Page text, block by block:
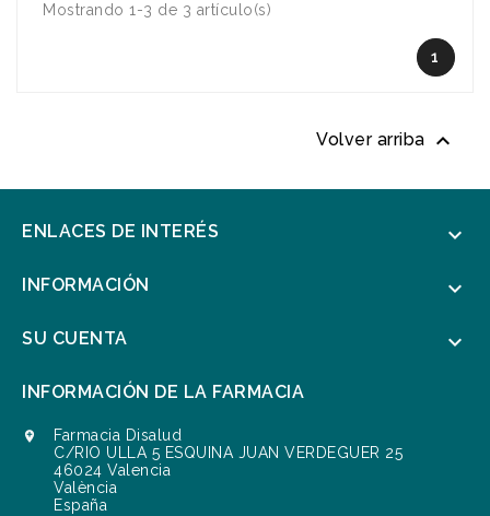
Mostrando 1-3 de 3 artículo(s)
1
Volver arriba 
ENLACES DE INTERÉS 
INFORMACIÓN 
SU CUENTA 
INFORMACIÓN DE LA FARMACIA

Farmacia Disalud
C/RIO ULLA 5 ESQUINA JUAN VERDEGUER 25
46024 Valencia
València
España